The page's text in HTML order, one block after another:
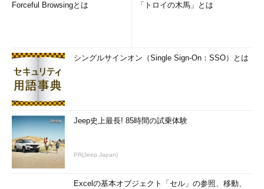
Forceful Browsingとは 「トロイの木馬」とは
シングルサインオン（Single Sign-On：SSO）とは
Jeep史上最長! 85時間の試乗体験
PR(Jeep Japan)
Excelの基本オブジェクト「セル」の参照、移動、